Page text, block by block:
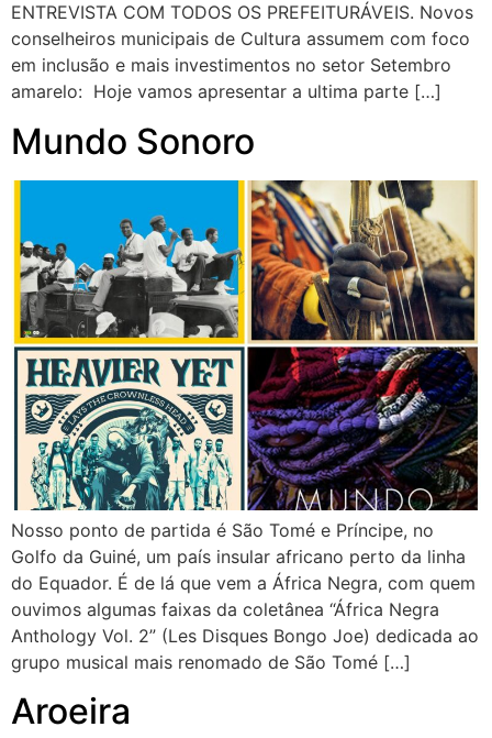
ENTREVISTA COM TODOS OS PREFEITURÁVEIS. Novos
conselheiros municipais de Cultura assumem com foco
em inclusão e mais investimentos no setor Setembro
amarelo: Hoje vamos apresentar a ultima parte […]
Mundo Sonoro
Nosso ponto de partida é São Tomé e Príncipe, no
Golfo da Guiné, um país insular africano perto da linha
do Equador. É de lá que vem a África Negra, com quem
ouvimos algumas faixas da coletânea “África Negra
Anthology Vol. 2” (Les Disques Bongo Joe) dedicada ao
grupo musical mais renomado de São Tomé […]
Aroeira